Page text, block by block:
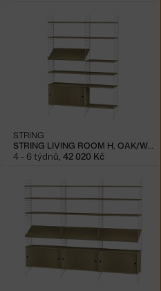
STRING LIVING ROOM H, OAK/WHITE
STRING
4 - 6 týdnů, 42 020 Kč